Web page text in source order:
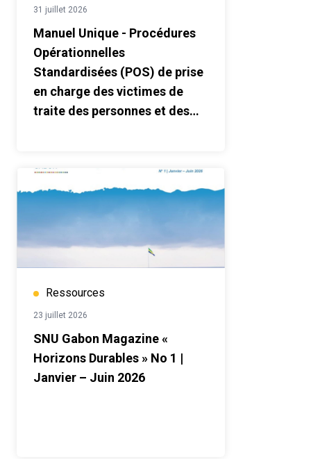
31 juillet 2026
Manuel Unique - Procédures
Opérationnelles
Standardisées (POS) de prise
en charge des victimes de
traite des personnes et des
Ressources
23 juillet 2026
SNU Gabon Magazine «
Horizons Durables » No 1 |
Janvier – Juin 2026